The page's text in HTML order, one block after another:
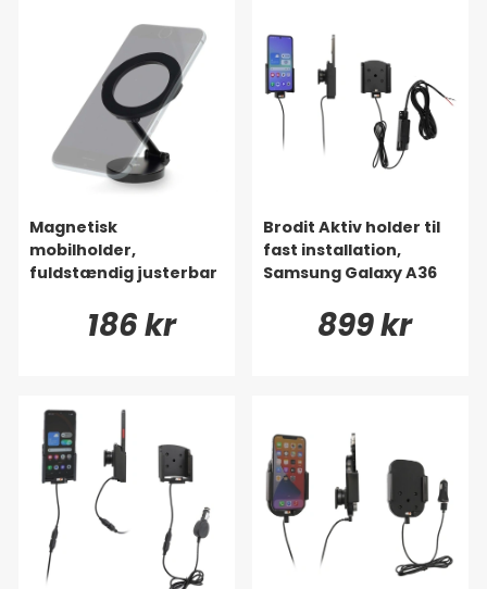
Magnetisk
mobilholder,
fuldstændig justerbar
186 kr
Brodit Aktiv holder til
fast installation,
Samsung Galaxy A36
899 kr